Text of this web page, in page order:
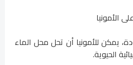
يمكن للأمونيا أن تحل محل الماء
الحيوية.